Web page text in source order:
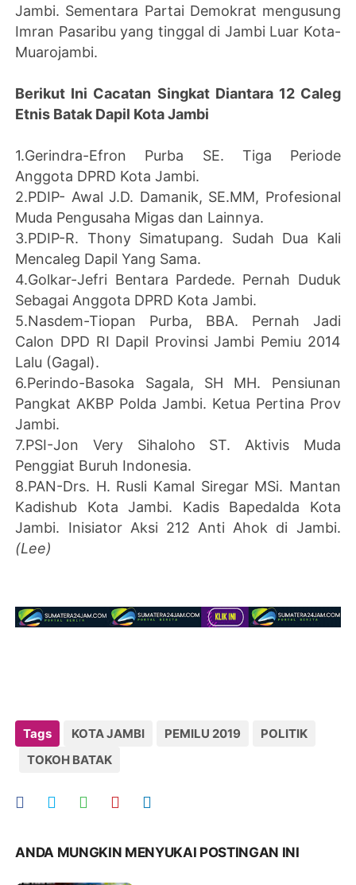
Jambi. Sementara Partai Demokrat mengusung
Imran Pasaribu yang tinggal di Jambi Luar Kota-
Muarojambi.
Berikut Ini Cacatan Singkat Diantara 12 Caleg
Etnis Batak Dapil Kota Jambi
1.Gerindra-Efron Purba SE. Tiga Periode
Anggota DPRD Kota Jambi.
2.PDIP- Awal J.D. Damanik, SE.MM, Profesional
Muda Pengusaha Migas dan Lainnya.
3.PDIP-R. Thony Simatupang. Sudah Dua Kali
Mencaleg Dapil Yang Sama.
4.Golkar-Jefri Bentara Pardede. Pernah Duduk
Sebagai Anggota DPRD Kota Jambi.
5.Nasdem-Tiopan Purba, BBA. Pernah Jadi
Calon DPD RI Dapil Provinsi Jambi Pemiu 2014
Lalu (Gagal).
6.Perindo-Basoka Sagala, SH MH. Pensiunan
Pangkat AKBP Polda Jambi. Ketua Pertina Prov
Jambi.
7.PSI-Jon Very Sihaloho ST. Aktivis Muda
Penggiat Buruh Indonesia.
8.PAN-Drs. H. Rusli Kamal Siregar MSi. Mantan
Kadishub Kota Jambi. Kadis Bapedalda Kota
Jambi. Inisiator Aksi 212 Anti Ahok di Jambi.
(Lee)
Tags KOTA JAMBI PEMILU 2019
POLITIK
TOKOH BATAK
ANDA MUNGKIN MENYUKAI POSTINGAN INI